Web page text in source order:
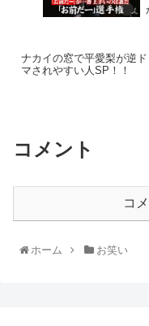
ナカイの窓で平愛梨が逆
マされやすい人SP！！
コメント
コ
ホーム お笑い